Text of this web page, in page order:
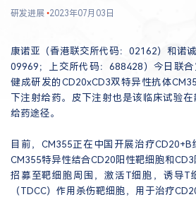
研发进展 •2023年07月03日
康诺亚（香港联交所代码：02162）和诺
09969；上交所代码：688428）今日联
健成研发的CD20xCD3双特异性抗体
下注射给药。皮下注射也是该临床试验
给药途径。
目前，CM355正在中国开展治疗CD20+B
CM355特异性结合CD20阳性靶细胞和
招募至靶细胞周围，激活T细胞，诱导T
（TDCC）作用杀伤靶细胞，用于治疗